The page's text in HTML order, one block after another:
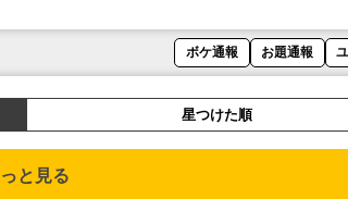
ボケ通報 お題通報
星つけた順
と見る